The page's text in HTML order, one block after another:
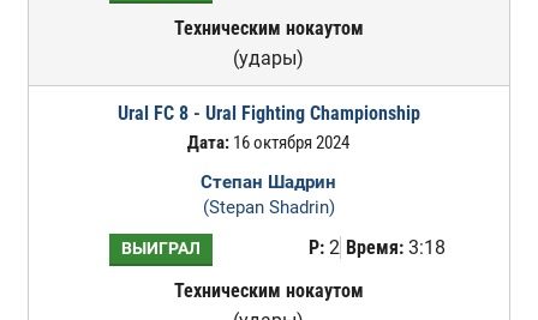
Техническим нокаутом
(удары)
Ural FC 8 - Ural Fighting Championship
Дата: 16 октября 2024
Степан Шадрин
(Stepan Shadrin)
ВЫИГРАЛ Р:2 Время:3:18
Техническим нокаутом